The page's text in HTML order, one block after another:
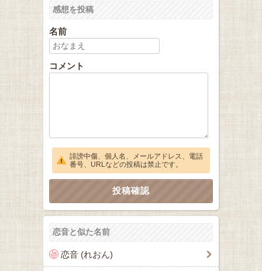
感想を投稿
名前
コメント
誹謗中傷、個人名、メールアドレス、電話
番号、URLなどの投稿は禁止です。
恋音と似た名前
恋音 (れおん)